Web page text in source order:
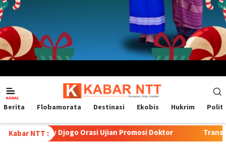
Mobile
Berita Flobamorata Destinasi Ekobis Hukrim
Kabar NTT :
Ujian Promosi Doktor Transformasi Peternakan